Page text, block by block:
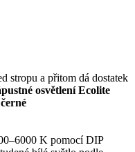
stropu a přitom dá dostatek
osvětlení Ecolite
K pomocí DIP